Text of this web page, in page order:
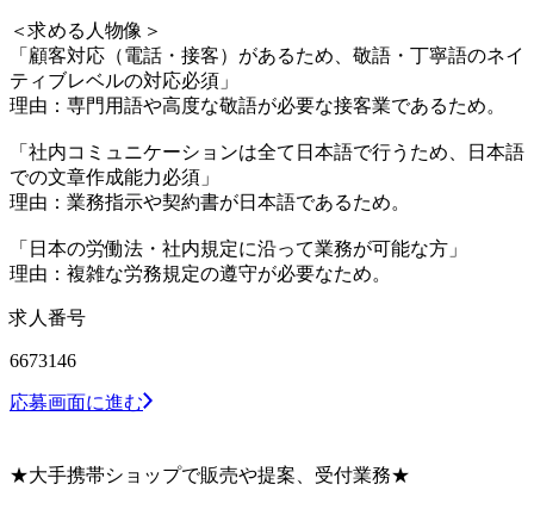
＜求める人物像＞
「顧客対応（電話・接客）があるため、敬語・丁寧語のネイ
ティブレベルの対応必須」
理由：専門用語や高度な敬語が必要な接客業であるため。
「社内コミュニケーションは全て日本語で行うため、日本語
での文章作成能力必須」
理由：業務指示や契約書が日本語であるため。
「日本の労働法・社内規定に沿って業務が可能な方」
理由：複雑な労務規定の遵守が必要なため。
求人番号
6673146
応募画面に進む
★大手携帯ショップで販売や提案、受付業務★